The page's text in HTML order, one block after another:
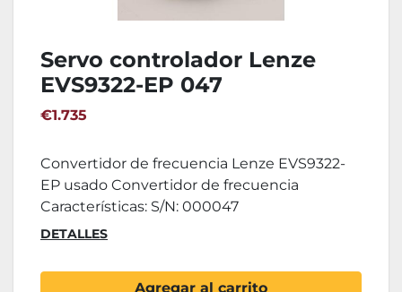
Servo controlador Lenze
EVS9322-EP 047
€1.735
Convertidor de frecuencia Lenze EVS9322-
EP usado Convertidor de frecuencia
Características: S/N: 000047
DETALLES
Agregar al carrito